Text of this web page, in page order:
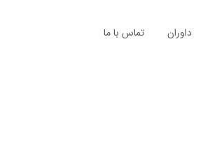
داوران تماس با ما